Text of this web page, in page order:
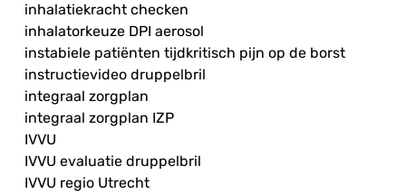
inhalatiekracht checken
inhalatorkeuze DPI aerosol
instabiele patiënten tijdkritisch pijn op de borst
instructievideo druppelbril
integraal zorgplan
integraal zorgplan IZP
IVVU
IVVU evaluatie druppelbril
IVVU regio Utrecht